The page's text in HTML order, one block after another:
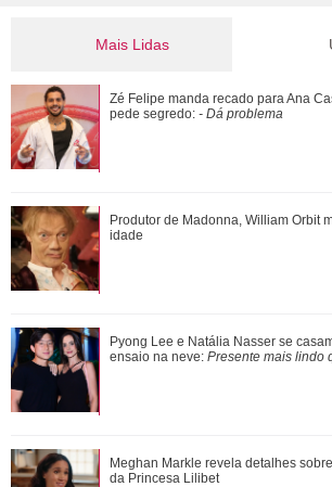
Mais Lidas
Pyong Lee e Natália Nasser se
ensaio na neve: Presente mais lindo
Ele cresceu! Veja evolução de
Ivete Sangalo e Daniel Cady
Meghan Markle revela detalhes
da Princesa Lilibet
Luiza Brunet, Ana Hickmann,
que já denunciaram violência domést...
Zé Felipe manda recado para Ana
pede segredo: - Dá problema
Produtor de Madonna, William Orbit
idade
Pyong Lee e Natália Nasser se
ensaio na neve: Presente mais lindo
Meghan Markle revela detalhes
da Princesa Lilibet